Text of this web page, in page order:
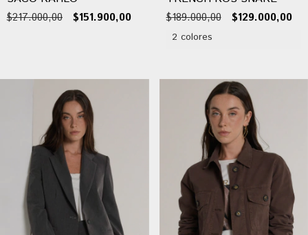
$217.000,00 $151.900,00 $189.000,00 $129.000,00
2 colores